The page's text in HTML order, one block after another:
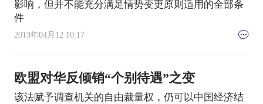
影响，但并不能充分满足情势变更原则适用的全部条
件
2013年04月12 10:17
欧盟对华反倾销“个别待遇”之变
该法赋予调查机关的自由裁量权，仍可以中国经济结